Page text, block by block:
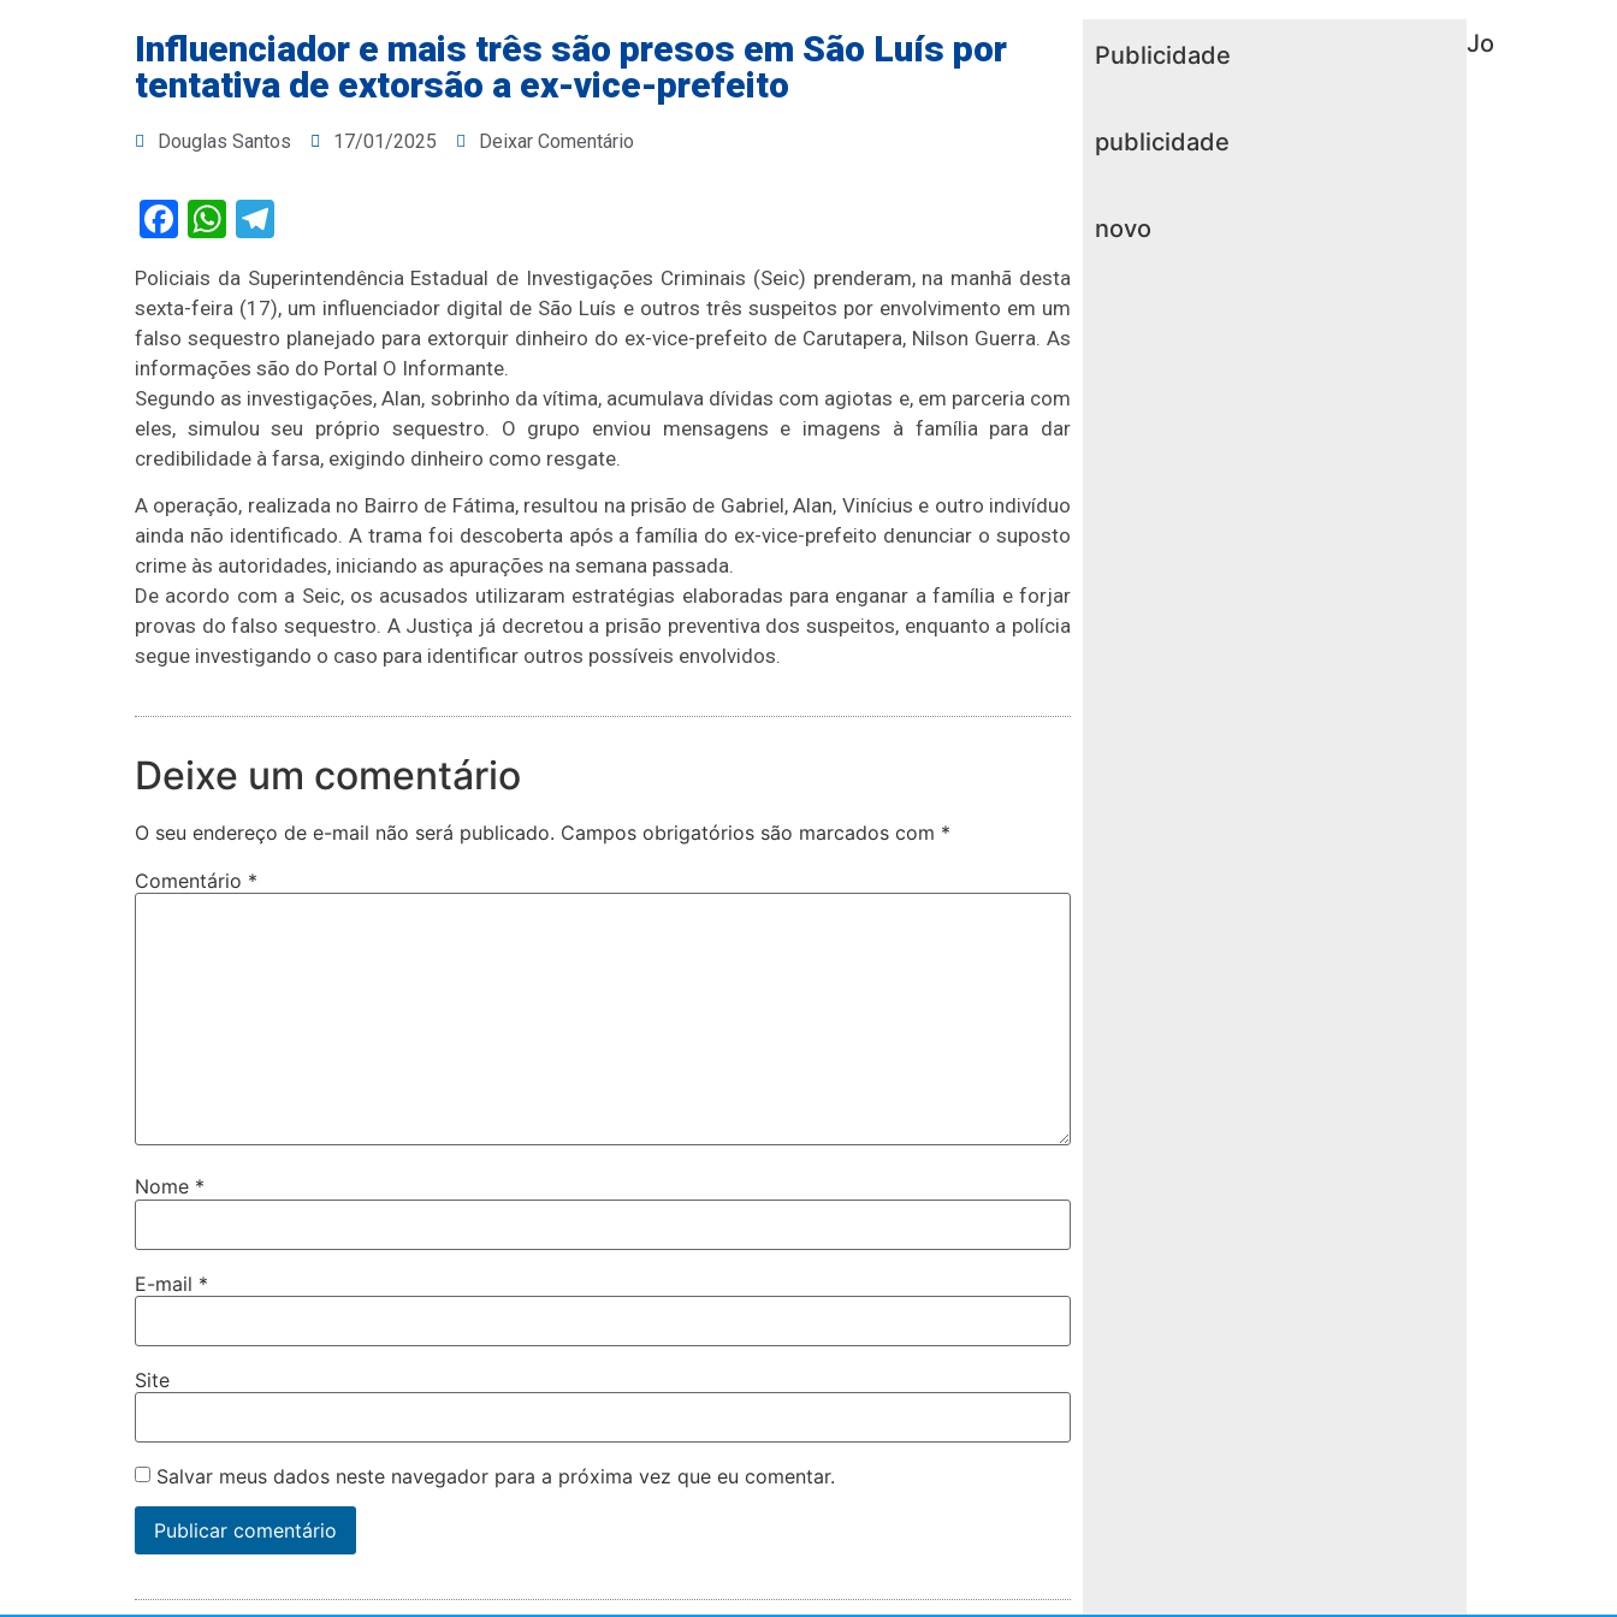
Influenciador e mais três são presos em São Luís por
tentativa de extorsão a ex-vice-prefeito
Douglas Santos 17/01/2025 Deixar Comentário
Facebook
WhatsApp
Policiais da Superintendência Estadual de Investigações Criminais (Seic) prenderam, na manhã desta
sexta-feira (17), um influenciador digital de São Luís e outros três suspeitos por envolvimento em um
falso sequestro planejado para extorquir dinheiro do ex-vice-prefeito de Carutapera, Nilson Guerra. As
informações são do Portal O Informante.
Segundo as investigações, Alan, sobrinho da vítima, acumulava dívidas com agiotas e, em parceria com
eles, simulou seu próprio sequestro. O grupo enviou mensagens e imagens à família para dar
credibilidade à farsa, exigindo dinheiro como resgate.
A operação, realizada no Bairro de Fátima, resultou na prisão de Gabriel, Alan, Vinícius e outro indivíduo
ainda não identificado. A trama foi descoberta após a família do ex-vice-prefeito denunciar o suposto
crime às autoridades, iniciando as apurações na semana passada.
De acordo com a Seic, os acusados utilizaram estratégias elaboradas para enganar a família e forjar
provas do falso sequestro. A Justiça já decretou a prisão preventiva dos suspeitos, enquanto a polícia
segue investigando o caso para identificar outros possíveis envolvidos.
Deixe um comentário
O seu endereço de e-mail não será publicado. Campos obrigatórios são marcados com *
Comentário *
Nome *
E-mail *
Site
Salvar meus dados neste navegador para a próxima vez que eu comentar.
Publicidade
publicidade
novo
Jo